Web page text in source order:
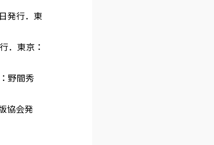
発行．東
．東京：
野間秀
協会発